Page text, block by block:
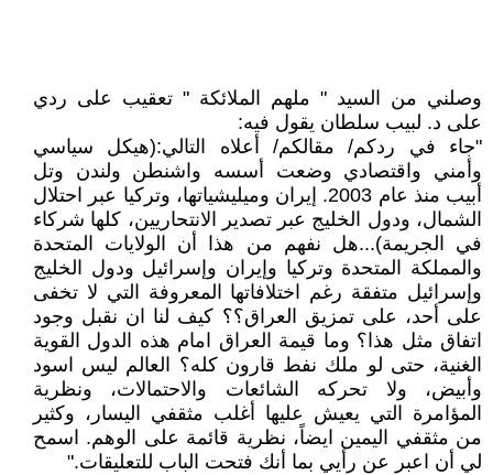
وصلني من السيد " ملهم الملائكة " تعقيب على ردي
على د. لبيب سلطان يقول فيه:
"جاء في ردكم/ مقالكم/ أعلاه التالي:(هيكل سياسي
وأمني واقتصادي وضعت أسسه واشنطن ولندن وتل
أبيب منذ عام 2003. إيران وميليشياتها، وتركيا عبر احتلال
الشمال، ودول الخليج عبر تصدير الانتحاريين، كلها شركاء
في الجريمة)...هل نفهم من هذا أن الولايات المتحدة
والمملكة المتحدة وتركيا وإيران وإسرائيل ودول الخليج
وإسرائيل متفقة رغم اختلافاتها المعروفة التي لا تخفى
على أحد، على تمزيق العراق؟؟ كيف لنا ان نقبل وجود
اتفاق مثل هذا؟ وما قيمة العراق امام هذه الدول القوية
الغنية، حتى لو ملك نفط قارون كله؟ العالم ليس اسود
وأبيض، ولا تحركه الشائعات والاحتمالات، ونظرية
المؤامرة التي يعيش عليها أغلب مثقفي اليسار، وكثير
من مثقفي اليمين ايضاً، نظرية قائمة على الوهم. اسمح
لي أن اعبر عن رأيي بما أنك فتحت الباب للتعليقات."